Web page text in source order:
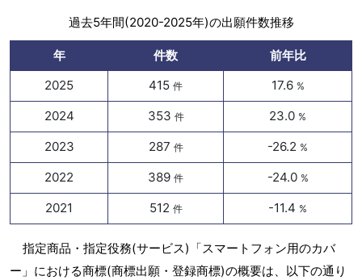
過去5年間(2020-2025年)の出願件数推移
年 件数
前年比
2025
415 件 17.6 %
2024 353 件 23.0 %
2023 287 件 -26.2 %
2022 389 件 -24.0 %
2021 512 件 -11.4 %
指定商品・指定役務(サービス)「スマートフォン用のカバ
ー」における商標(商標出願・登録商標)の概要は、以下の通り